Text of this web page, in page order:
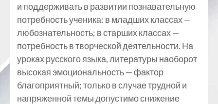
и поддерживать в развитии познавательную
потребность ученика: в младших классах —
любознательность; в старших классах —
потребность в творческой деятельности. На
уроках русского языка, литературы наоборот
высокая эмоциональность — фактор
благоприятный; только в случае трудной и
напряженной темы допустимо снижение